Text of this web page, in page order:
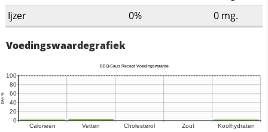
Ijzer
0% 0 mg.
Voedingswaardegrafiek